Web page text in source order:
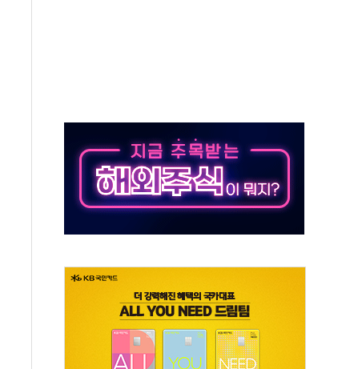
실현 속 혼조세...웨스턴디지털·샌디스크↓
긴급 안보 점검회의
주총 기대감에 홀로 상한가…마진 잔액은 사상 최고
지 위험수위…숨은 차입이 더 큰 변수"
대응 1단계 진압 중
, 경쟁상대 中과 비교해야"
하는 '선봉'의 대민 봉사